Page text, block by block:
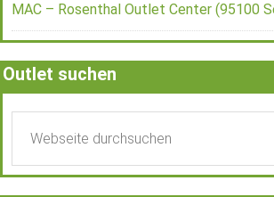
MAC – Rosenthal Outlet Center (95100
Outlet suchen